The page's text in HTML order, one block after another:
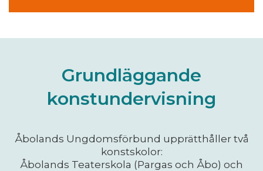
Grundläggande
konstundervisning
Åbolands Ungdomsförbund upprätthåller två
konstskolor:
Åbolands Teaterskola (Pargas och Åbo) och